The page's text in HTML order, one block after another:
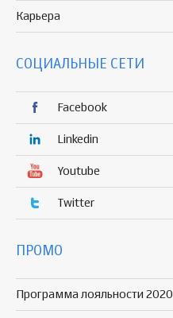
Карьера
СОЦИАЛЬНЫЕ СЕТИ
Facebook
Linkedin
Youtube
Twitter
ПРОМО
Программа лояльности 2020